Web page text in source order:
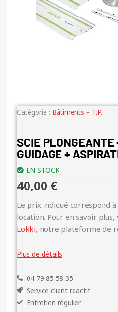
Catégorie : Bâtiments – T.P.
SCIE PLONGEANTE
GUIDAGE +
EN STOCK
40,00 €
Le prix indiqué correspond
location. Pour en savoir
Lokki, notre plateforme de
Plus de détails
04 79 85 58 35
Service client réactif
Entretien régulier